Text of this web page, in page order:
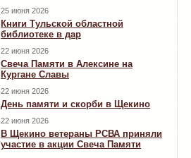
25 июня 2026
Книги Тульской областной
библиотеке в дар
22 июня 2026
Свеча Памяти в Алексине на
Кургане Славы
22 июня 2026
День памяти и скорби в Щекино
22 июня 2026
В Щекино ветераны РСВА приняли
участие в акции Свеча Памяти